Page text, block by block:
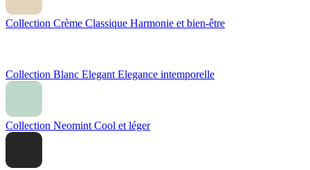
Collection Crème Classique Harmonie et bien-être
Collection Blanc Elegant Elegance intemporelle
Collection Neomint Cool et léger